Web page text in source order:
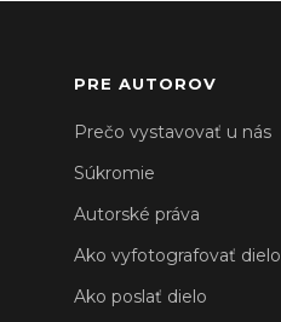
PRE AUTOROV
Prečo vystavovať u nás
Súkromie
Autorské práva
Ako vyfotografovať dielo
Ako poslať dielo